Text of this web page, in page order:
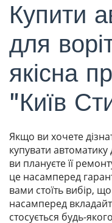
Купити
для
якісна
"Київ
Якщо ви хочете
купувати
ви плануєте її
це насамперед
вами стоїть вибір,
насамперед
стосується будь-